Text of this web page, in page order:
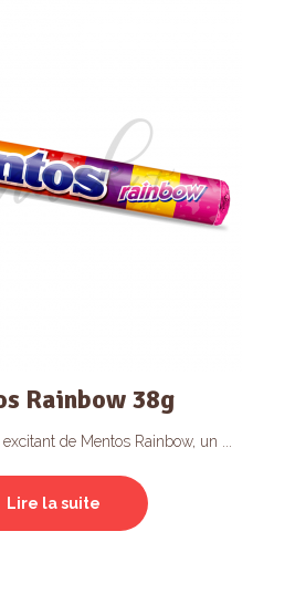
Rainbow 38g
de Mentos Rainbow, un ...
Lire la suite